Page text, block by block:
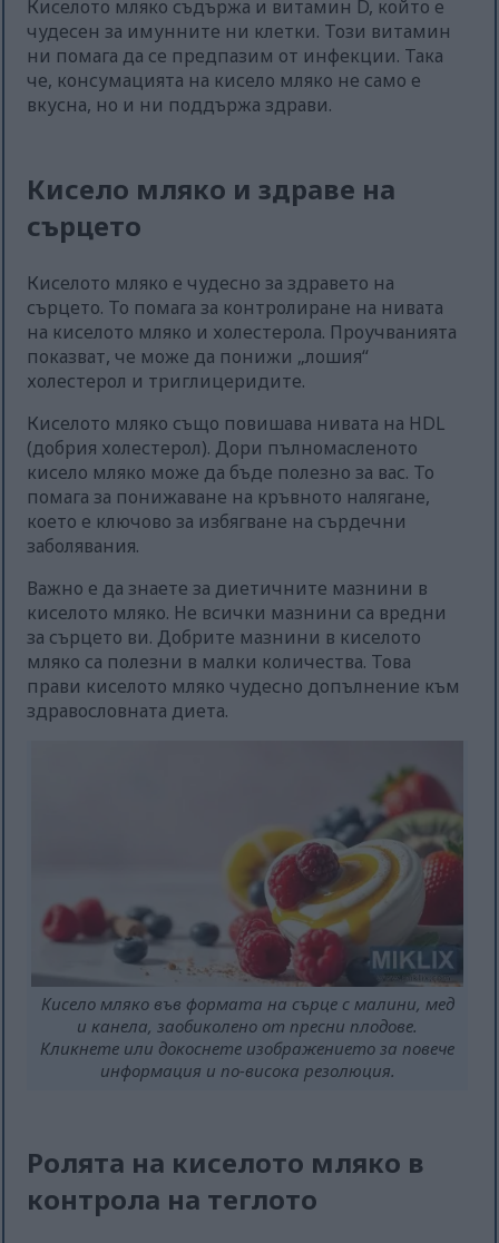
Киселото мляко съдържа и витамин D, който е
чудесен за имунните ни клетки. Този витамин
ни помага да се предпазим от инфекции. Така
че, консумацията на кисело мляко не само е
вкусна, но и ни поддържа здрави.
Кисело мляко и здраве на
сърцето
Киселото мляко е чудесно за здравето на
сърцето. То помага за контролиране на нивата
на киселото мляко и холестерола. Проучванията
показват, че може да понижи „лошия“
холестерол и триглицеридите.
Киселото мляко също повишава нивата на HDL
(добрия холестерол). Дори пълномасленото
кисело мляко може да бъде полезно за вас. То
помага за понижаване на кръвното налягане,
което е ключово за избягване на сърдечни
заболявания.
Важно е да знаете за диетичните мазнини в
киселото мляко. Не всички мазнини са вредни
за сърцето ви. Добрите мазнини в киселото
мляко са полезни в малки количества. Това
прави киселото мляко чудесно допълнение към
здравословната диета.
Кисело мляко във формата на сърце с малини, мед
и канела, заобиколено от пресни плодове.
Кликнете или докоснете изображението за повече
информация и по-висока резолюция.
Ролята на киселото мляко в
контрола на теглото